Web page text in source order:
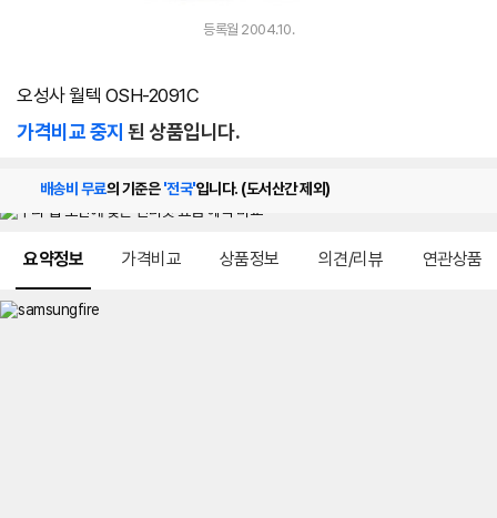
등록월 2004.10.
오성사 월텍 OSH-2091C
가격비교 중지 된 상품입니다.
배송비 무료의 기준은'전국'입니다. (도서산간 제외)
요약정보 가격비교 상품정보 의견/리뷰 연관상품